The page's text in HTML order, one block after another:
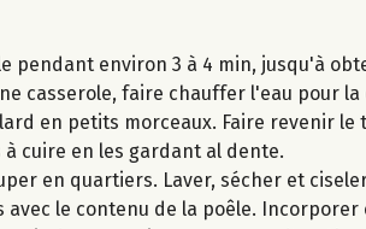
pendant environ 3 à 4 min, jusqu'à
casserole, faire chauffer l'eau pour la
en petits morceaux. Faire revenir
cuire en les gardant al dente.
en quartiers. Laver, sécher et
le contenu de la poêle.